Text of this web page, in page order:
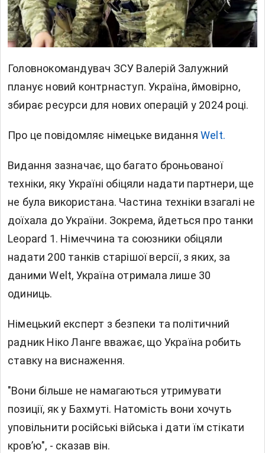
Головнокомандувач ЗСУ Валерій Залужний
планує новий контрнаступ. Україна, ймовірно,
збирає ресурси для нових операцій у 2024 році.
Про це повідомляє німецьке виданняWelt.
Видання зазначає, що багато броньованої
техніки, яку Україні обіцяли надати партнери, ще
не була використана. Частина техніки взагалі не
доїхала до України. Зокрема, йдеться про танки
Leopard 1. Німеччина та союзники обіцяли
надати 200 танків старішої версії, з яких, за
даними Welt, Україна отримала лише 30
одиниць.
Німецький експерт з безпеки та політичний
радник Ніко Ланге вважає, що Україна робить
ставку на виснаження.
"Вони більше не намагаються утримувати
позиції, як у Бахмуті. Натомість вони хочуть
уповільнити російські війська і дати їм стікати
кров’ю", - сказав він.